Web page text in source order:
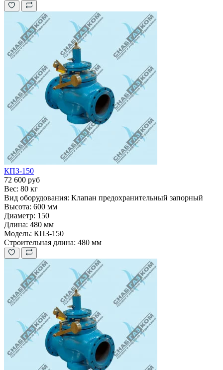
КПЗ-150
72 600 руб
Вес: 80 кг
Вид оборудования: Клапан предохранительный запорный
Высота: 600 мм
Диаметр: 150
Длина: 480 мм
Модель: КПЗ-150
Строительная длина: 480 мм